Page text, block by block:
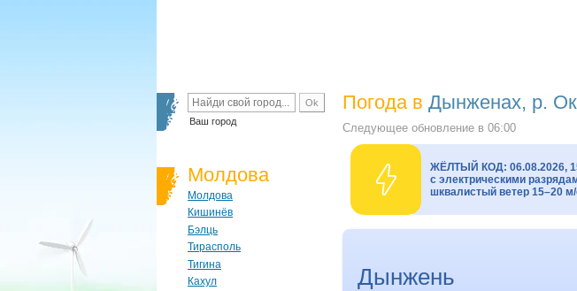
Ваш город
Молдова
Молдова
Кишинёв
Бэлць
Тирасполь
Тигина
Кахул
Погода в Дынженах, р.
Следующее обновление в 06:00
ЖЁЛТЫЙ КОД: 06.08.2026,
с электрическими
шквалистый ветер 15–20
Дынжень